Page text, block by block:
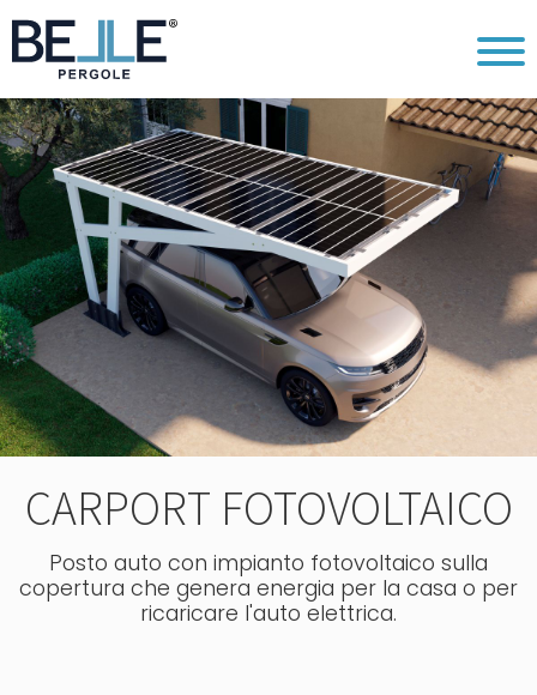
CARPORT FOTOVOLTAICO
Posto auto con impianto fotovoltaico sulla
copertura che genera energia per la casa o per
ricaricare l'auto elettrica.